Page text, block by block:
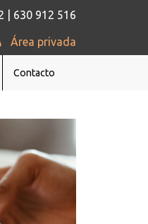
| 630 912 516
Área privada
Contacto